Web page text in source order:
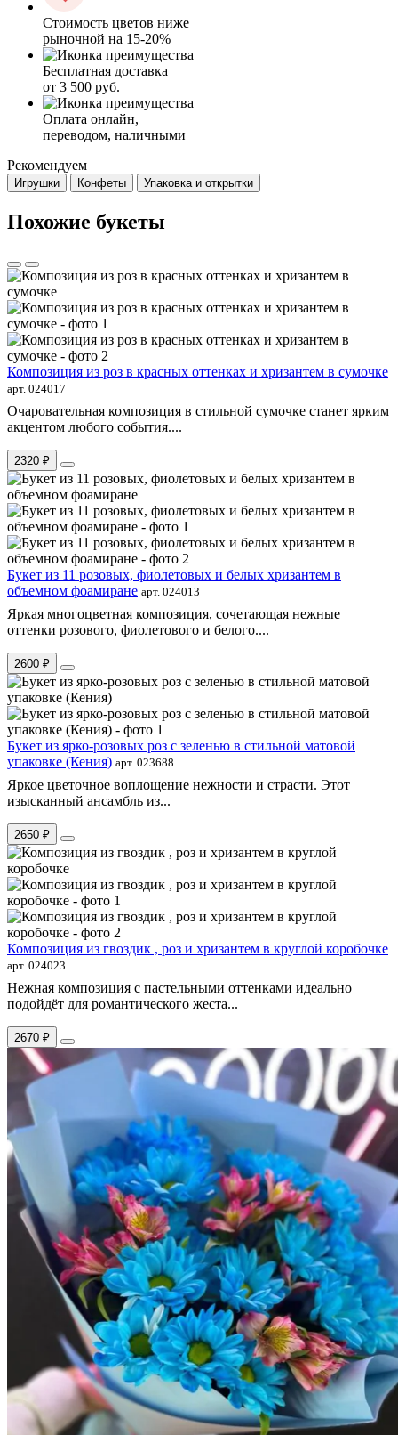
Стоимость цветов ниже
рыночной на 15-20%
Бесплатная доставка
от 3 500 руб.
Оплата онлайн,
переводом, наличными
Рекомендуем
Игрушки Конфеты Упаковка и открытки
Похожие букеты
Композиция из роз в красных оттенках и хризантем в сумочке
арт. 024017
Очаровательная композиция в стильной сумочке станет ярким
акцентом любого события....
2320 ₽
Букет из 11 розовых, фиолетовых и белых хризантем в
объемном фоамиране арт. 024013
Яркая многоцветная композиция, сочетающая нежные
оттенки розового, фиолетового и белого....
2600 ₽
Букет из ярко-розовых роз с зеленью в стильной матовой
упаковке (Кения) арт. 023688
Яркое цветочное воплощение нежности и страсти. Этот
изысканный ансамбль из...
2650 ₽
Композиция из гвоздик , роз и хризантем в круглой коробочке
арт. 024023
Нежная композиция с пастельными оттенками идеально
подойдёт для романтического жеста...
2670 ₽